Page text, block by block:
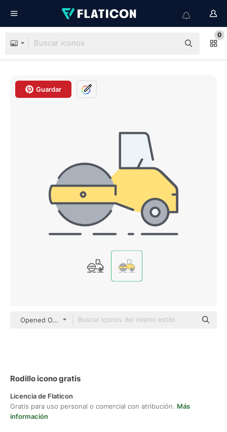
0
Guardar
Opened Outlines Color
Rodillo icono gratis
Licencia de Flaticon
Gratis para uso personal o comercial con atribución. Más
información